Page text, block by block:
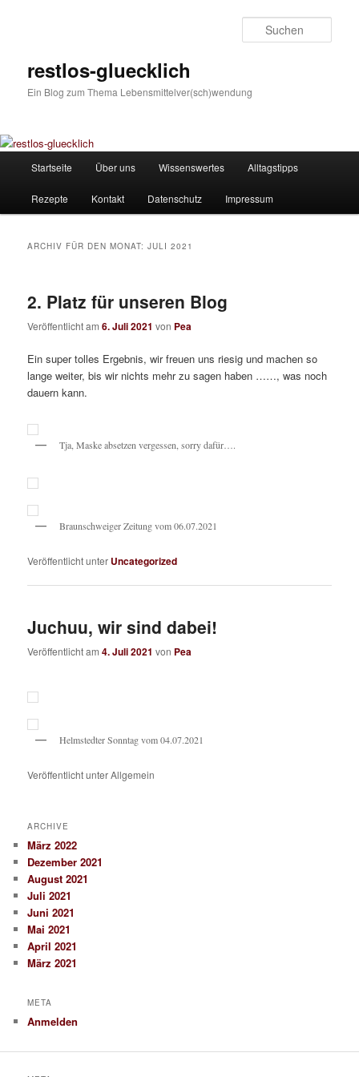
restlos-gluecklich
Ein Blog zum Thema Lebensmittelver(sch)wendung
Startseite Über uns Wissenswertes Alltagstipps
Rezepte Kontakt Datenschutz Impressum
ARCHIV FÜR DEN MONAT:JULI 2021
2. Platz für unseren Blog
Veröffentlicht am6. Juli 2021 von Pea
Ein super tolles Ergebnis, wir freuen uns riesig und machen so
lange weiter, bis wir nichts mehr zu sagen haben ……, was noch
dauern kann.
Tja, Maske absetzen vergessen, sorry dafür….
Braunschweiger Zeitung vom 06.07.2021
Veröffentlicht unter Uncategorized
Juchuu, wir sind dabei!
Veröffentlicht am4. Juli 2021 von Pea
Helmstedter Sonntag vom 04.07.2021
Veröffentlicht unterAllgemein
ARCHIVE
März 2022
Dezember 2021
August 2021
Juli 2021
Juni 2021
Mai 2021
April 2021
März 2021
META
Anmelden